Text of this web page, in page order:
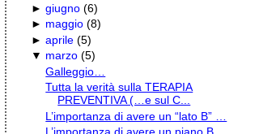
►giugno (6)
► maggio (8)
►aprile (5)
▼ marzo (5)
Galleggio…
Tutta la verità sulla TERAPIA
PREVENTIVA (…e sul C...
L’importanza di avere un “lato B” …